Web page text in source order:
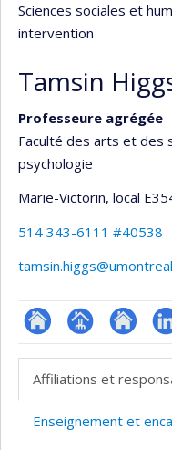
Sciences sociales et
intervention
Tamsin
Professeure agrégée
Faculté des arts et des
psychologie
Marie-Victorin, local
514 343-6111 #40538
ResearchGate
Page Site
l’unité
Affiliations et
Enseignement et